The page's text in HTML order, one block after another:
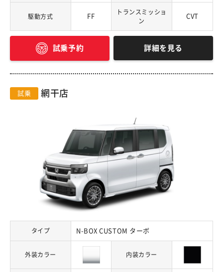
駆動方式 FF
トランスミッショ
ン
CVT
試乗予約 詳細を見る
試乗 網干店
タイプ N-BOX CUSTOM ターボ
外装カラー 内装カラー